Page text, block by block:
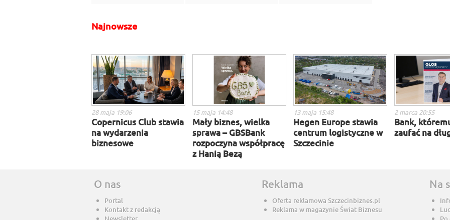
Najnowsze
28 maja 19:06
Copernicus Club stawia
na wydarzenia
biznesowe
15 maja 14:48
Mały biznes, wielka
sprawa – GBSBank
rozpoczyna współpracę
z Hanią Bezą
13 maja 15:48
Hegen Europe stawia
centrum logistyczne w
Szczecinie
2 marca 20:55
Bank,
zaufać na
O nas
Portal
Kontakt z redakcją
Reklama
Oferta reklamowa Szczecinbiznes.pl
Reklama w magazynie Świat Biznesu
Na